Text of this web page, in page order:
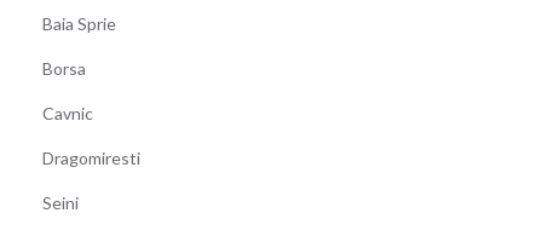
Baia Sprie
Borsa
Cavnic
Dragomiresti
Seini